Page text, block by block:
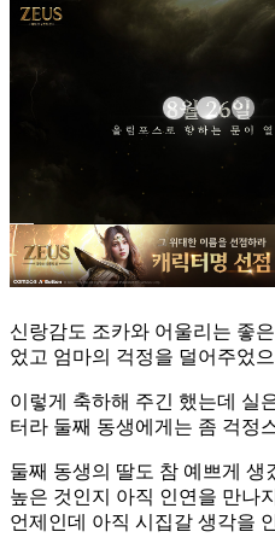
신랑감도 조카와 어울리는 좋
었고 엄마의 걱정을 덜어주었
이렇게 축하해 주긴 했는데 실
터라 둘째 동생에게는 좀 걱정
둘째 동생의 딸도 참 예쁘게 생
높은 것인지 아직 인연을 만나
언제인데 아직 시집갈 생각을